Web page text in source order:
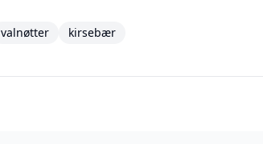
valnøtter kirsebær